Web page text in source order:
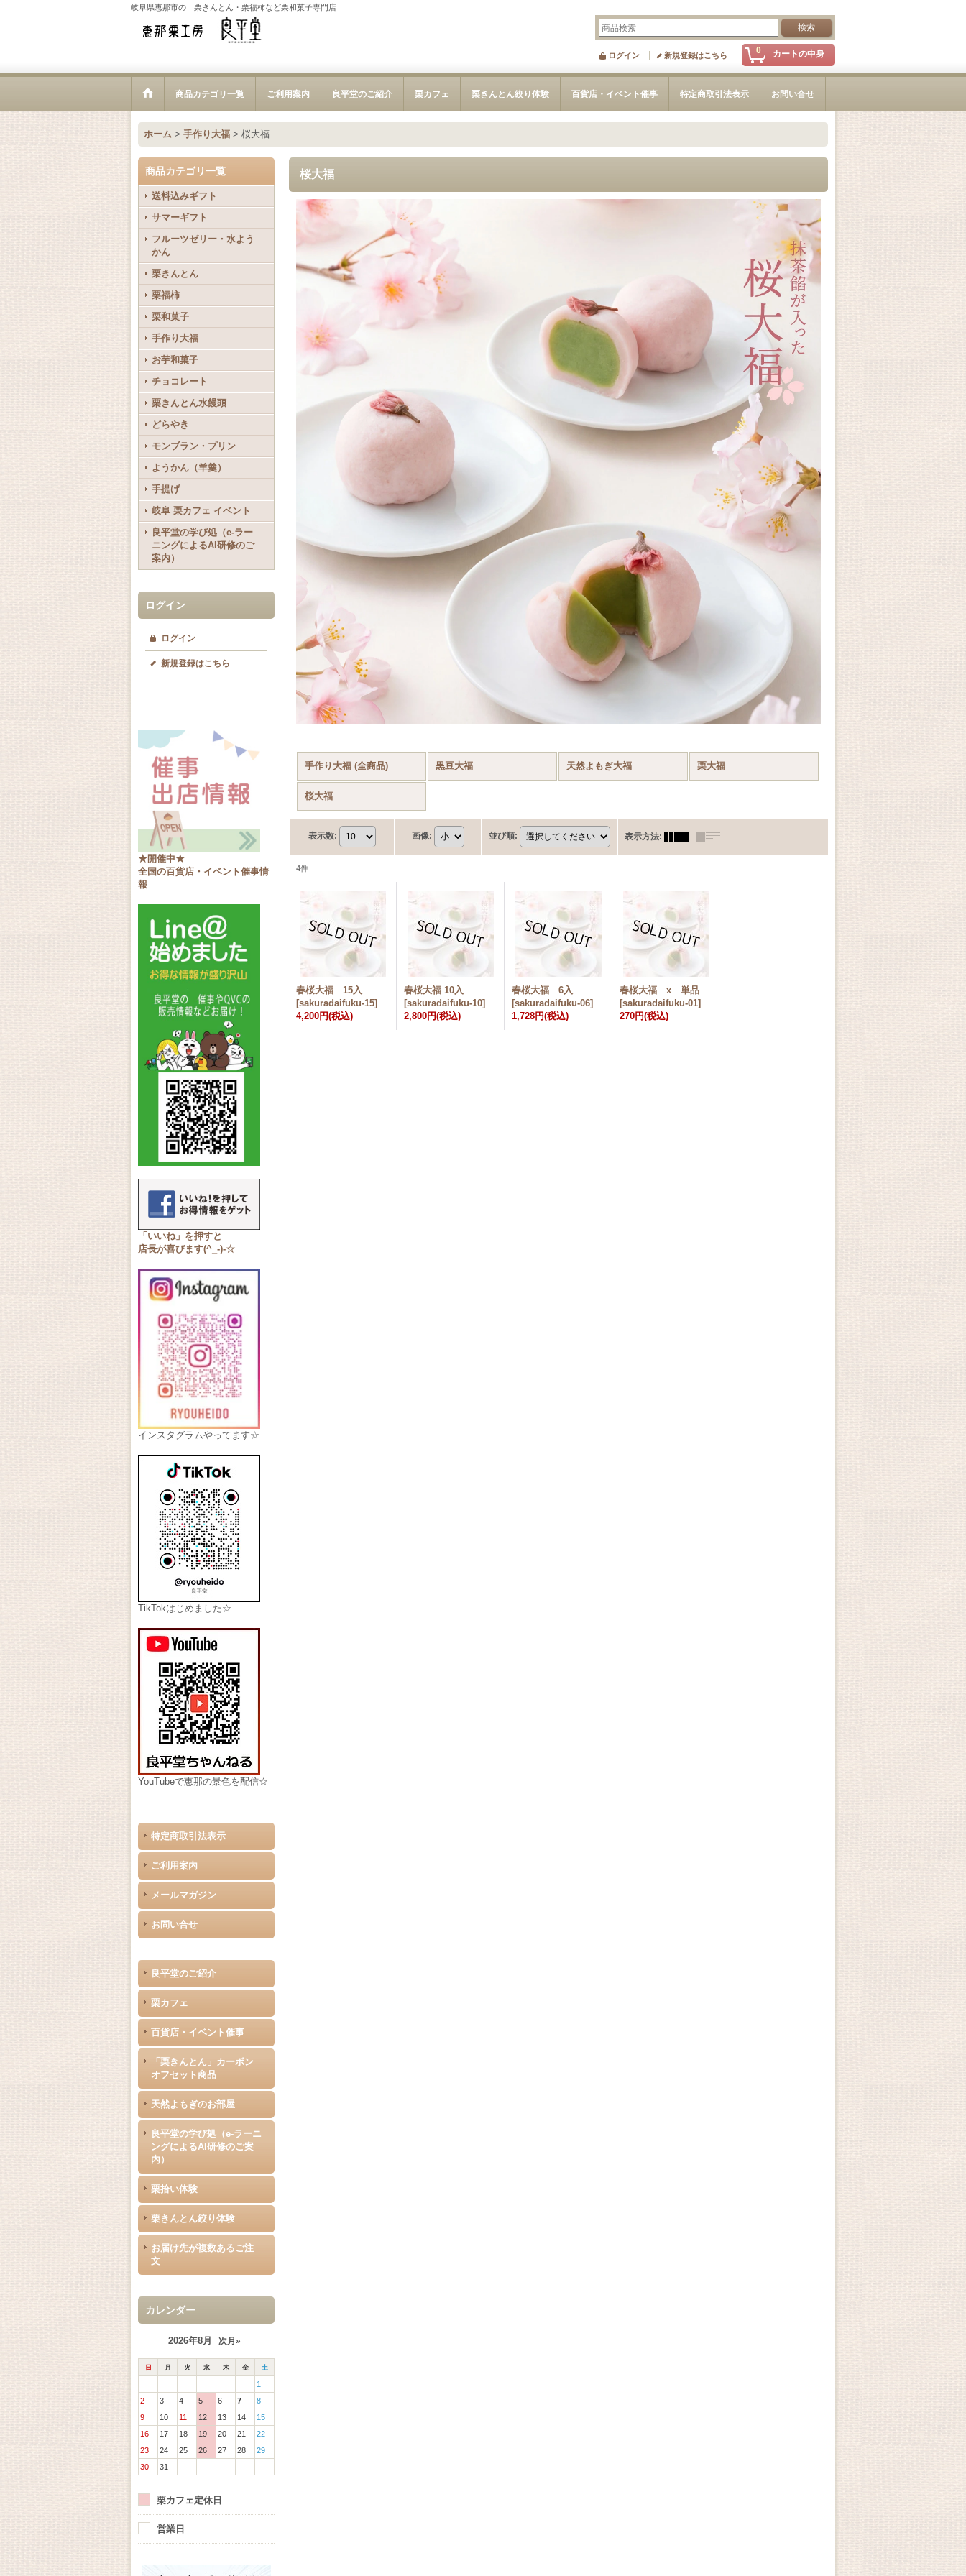
岐阜県恵那市の 栗きんとん・栗福柿など栗和菓子専門店
0 カートの中身
ログイン 新規登録はこちら
商品カテゴリ一覧 ご利用案内 良平堂のご紹介 栗カフェ 栗きんとん絞り体験 百貨店・イベント催事 特定商取引法表示 お問い合せ
ホーム > 手作り大福 > 桜大福
商品カテゴリ一覧
送料込みギフト
サマーギフト
フルーツゼリー・水よう
かん
栗きんとん
栗福柿
栗和菓子
手作り大福
お芋和菓子
チョコレート
栗きんとん水饅頭
どらやき
モンブラン・プリン
ようかん（羊羹）
手提げ
岐阜 栗カフェ イベント
良平堂の学び処（e-ラー
ニングによるAI研修のご
案内）
ログイン
ログイン
新規登録はこちら
★開催中★
全国の百貨店・イベント催事情
報
「いいね」を押すと
店長が喜びます(^_-)-☆
インスタグラムやってます☆
TikTokはじめました☆
YouTubeで恵那の景色を配信☆
特定商取引法表示
ご利用案内
メールマガジン
お問い合せ
良平堂のご紹介
栗カフェ
百貨店・イベント催事
「栗きんとん」カーボン
オフセット商品
天然よもぎのお部屋
良平堂の学び処（e-ラーニ
ングによるAI研修のご案
内）
栗拾い体験
栗きんとん絞り体験
お届け先が複数あるご注
文
カレンダー
2026年8月 次月»
日 月 火 水 木 金 土
1
2
3 4 5 6 7
8
9
10 11 12 13 14
15
16
17 18 19 20 21
22
23
24 25 26 27 28
29
30
31
栗カフェ定休日
営業日
桜大福
手作り大福 (全商品) 黒豆大福 天然よもぎ大福 栗大福
桜大福
表示数: 画像: 並び順: 表示方法:
4件
春桜大福 15入
[sakuradaifuku-15]
4,200円(税込)
春桜大福 10入
[sakuradaifuku-10]
2,800円(税込)
春桜大福 6入
[sakuradaifuku-06]
1,728円(税込)
春桜大福 x 単品
[sakuradaifuku-01]
270円(税込)